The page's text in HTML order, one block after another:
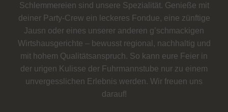
Schlemmereien sind unsere Spezialität. Genieße mit
deiner Party-Crew ein leckeres Fondue, eine zünftige
Jausn oder eines unserer anderen g’schmackigen
Wirtshausgerichte – bewusst regional, nachhaltig und
mit hohem Qualitätsanspruch. So kann eure Feier in
der urigen Kulisse der Fuhrmannstube nur zu einem
unvergesslichen Erlebnis werden. Wir freuen uns
darauf!